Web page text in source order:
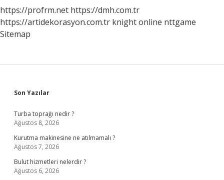
https://profrm.net https://dmh.com.tr
https://artidekorasyon.com.tr knight online nttgame
Sitemap
Sidebar
Son Yazılar
Turba toprağı nedir ?
Ağustos 8, 2026
Kurutma makinesine ne atılmamalı ?
Ağustos 7, 2026
Bulut hizmetleri nelerdir ?
Ağustos 6, 2026